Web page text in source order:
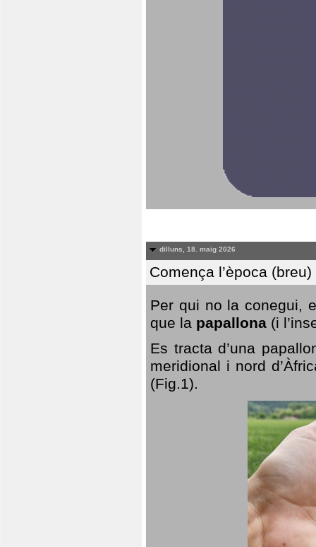
dilluns, 18. maig 2026
Comença l’època
Per qui no la conegui,
que la papallona (i
Es tracta d’una
meridional i nord
(Fig.1).